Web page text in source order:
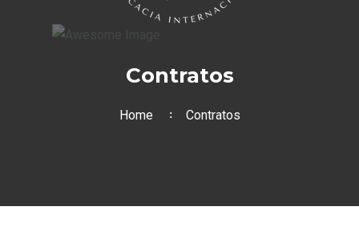
Contratos
Home Contratos